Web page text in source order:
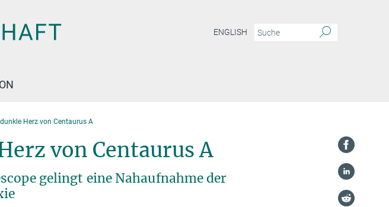
ENGLISH
Herz von Centaurus A
von Centaurus A
gelingt eine Nahaufnahme der